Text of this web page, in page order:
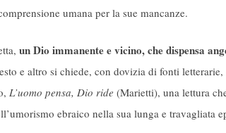
umana per la sue mancanze.
un Dio immanente e vicino, che dispensa
e altro si chiede, con dovizia di fonti
L’uomo pensa, Dio ride (Marietti), una lettura
ebraico nella sua lunga e travagliata